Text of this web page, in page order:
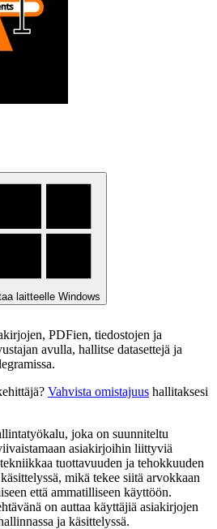
laitteelle Windows
PDFien, tiedostojen ja
avulla, hallitse datasettejä ja
Vahvista omistajuus hallitaksesi
joka on suunniteltu
asiakirjoihin liittyviä
tuottavuuden ja tehokkuuden
mikä tekee siitä arvokkaan
että ammatilliseen käyttöön.
on auttaa käyttäjiä asiakirjojen
ja käsittelyssä.